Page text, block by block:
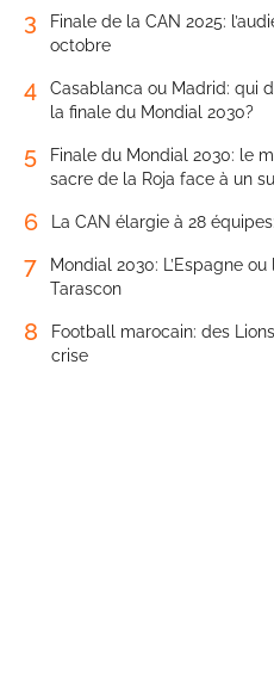
3
Finale de la CAN 2025:
octobre
4
Casablanca ou Madrid: qui
la finale du Mondial 2030?
5
Finale du Mondial 2030: le
sacre de la Roja face à un
6 La CAN élargie à 28
7
Mondial 2030: L’Espagne
Tarascon
8
Football marocain: des
crise